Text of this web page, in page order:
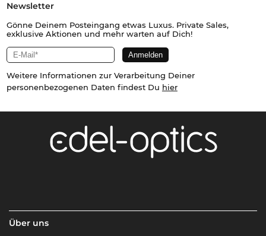
Newsletter
Gönne Deinem Posteingang etwas Luxus. Private Sales,
exklusive Aktionen und mehr warten auf Dich!
Weitere Informationen zur Verarbeitung Deiner
personenbezogenen Daten findest Du hier
Über uns